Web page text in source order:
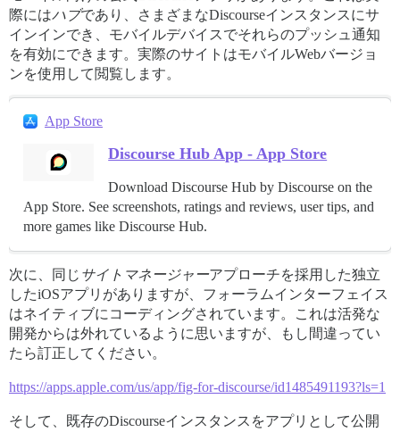
際にはハブであり、さまざまなDiscourseインスタンスにサ
インインでき、モバイルデバイスでそれらのプッシュ通知
を有効にできます。実際のサイトはモバイルWebバージョ
ンを使用して閲覧します。
App Store
Discourse Hub App - App Store
Download Discourse Hub by Discourse on the
App Store. See screenshots, ratings and reviews, user tips, and
more games like Discourse Hub.
次に、同じ サイトマネージャーアプローチを採用した独立
したiOSアプリがありますが、フォーラムインターフェイス
はネイティブにコーディングされています。これは活発な
開発からは外れているように思いますが、もし間違ってい
たら訂正してください。
https://apps.apple.com/us/app/fig-for-discourse/id1485491193?ls=1
そして、既存のDiscourseインスタンスをアプリとして公開